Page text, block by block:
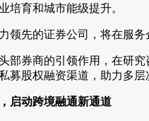
培育和城市能级提升。
领先的证券公司，将在服
部券商的引领作用，在研
募股权融资渠道，助力多层
启动跨境融通新通道